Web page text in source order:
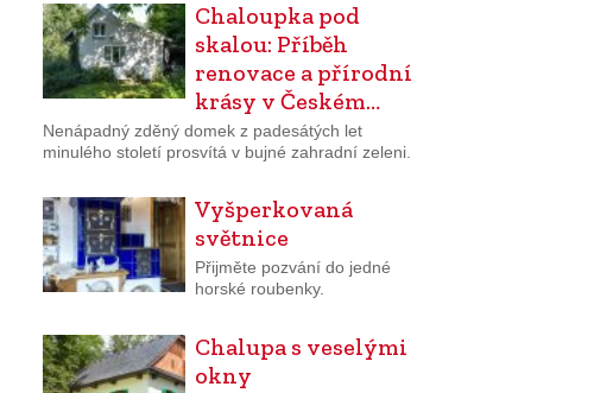
Chaloupka pod
skalou: Příběh
renovace a přírodní
krásy v Českém…
Nenápadný zděný domek z padesátých let
minulého století prosvítá v bujné zahradní zeleni.
Vyšperkovaná
světnice
Přijměte pozvání do jedné
horské roubenky.
Chalupa s veselými
okny